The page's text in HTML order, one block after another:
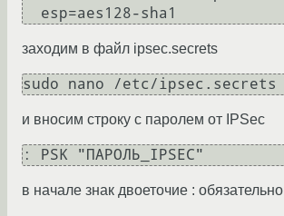
заходим в файл ipsec.secrets
и вносим строку с паролем от IPSec
в начале знак двоеточие : обязательно